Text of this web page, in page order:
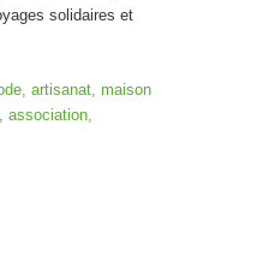
solidaires et
artisanat, maison
association,